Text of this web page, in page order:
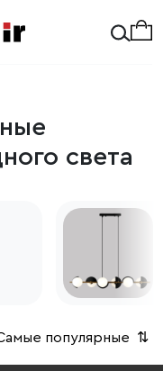
света
кухни
популярные ⇅